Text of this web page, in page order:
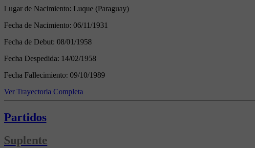
Lugar de Nacimiento: Luque (Paraguay)
Fecha de Nacimiento: 06/11/1931
Fecha de Debut: 08/01/1958
Fecha Despedida: 14/02/1958
Fecha Fallecimiento: 09/10/1989
Ver Trayectoria Completa
Partidos
Suplente